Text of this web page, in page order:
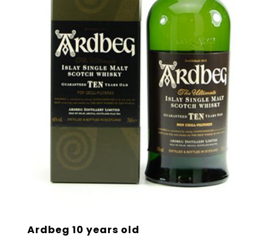
Ardbeg 10 years old